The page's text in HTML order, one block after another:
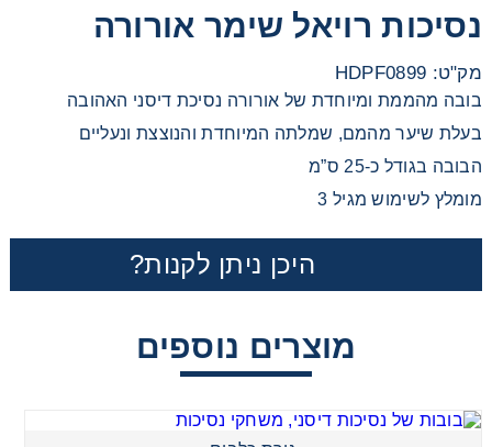
נסיכות רויאל שימר אורורה
מק"ט: HDPF0899
בובה מהממת ומיוחדת של אורורה נסיכת דיסני האהובה
בעלת שיער מהמם, שמלתה המיוחדת והנוצצת ונעליים
הבובה בגודל כ-25 ס”מ
מומלץ לשימוש מגיל 3
היכן ניתן לקנות?
מוצרים נוספים
גורת כלבים
ריהוט לילדים